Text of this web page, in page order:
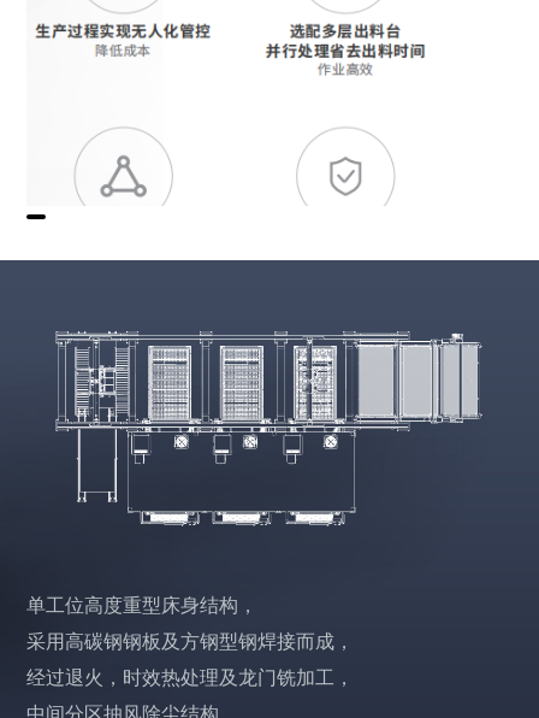
单工位高度重型床身结构，
采用高碳钢钢板及方钢型钢焊接而成，
经过退火，时效热处理及龙门铣加工，
中间分区抽风除尘结构。